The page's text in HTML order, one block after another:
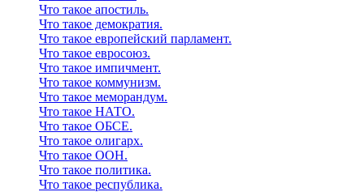
Что такое апостиль.
Что такое демократия.
Что такое европейский парламент.
Что такое евросоюз.
Что такое импичмент.
Что такое коммунизм.
Что такое меморандум.
Что такое НАТО.
Что такое ОБСЕ.
Что такое олигарх.
Что такое ООН.
Что такое политика.
Что такое республика.